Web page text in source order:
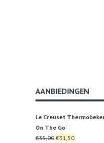
AANBIEDINGEN
Le Creuset
On The Go
€35,00 Oorspronkelijke
€31,50Huidige